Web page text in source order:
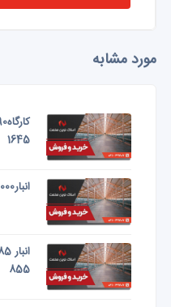
مورد مشابه
1645
انبار60000 متر حسن آباد قم355
855